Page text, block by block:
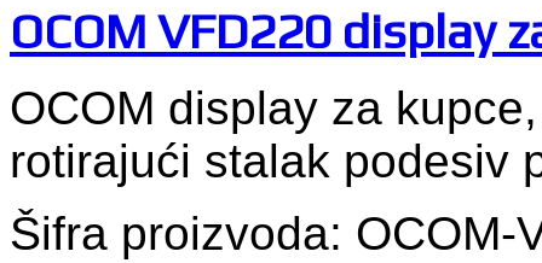
OCOM VFD220 display
OCOM display za
rotirajući stalak podesiv
Šifra proizvoda: OCOM-